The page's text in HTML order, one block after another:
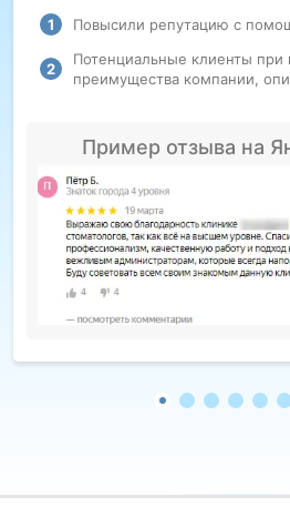
Повысили репутацию с
Потенциальные клиенты при
преимущества компании,
Пример отзыва на